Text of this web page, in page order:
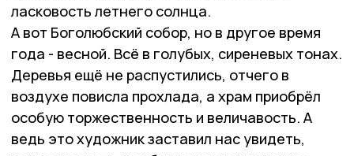
ласковость летнего солнца.
А вот Боголюбский собор, но в другое время
года - весной. Всё в голубых, сиреневых тонах.
Деревья ещё не распустились, отчего в
воздухе повисла прохлада, а храм приобрёл
особую торжественность и величавость. А
ведь это художник заставил нас увидеть,